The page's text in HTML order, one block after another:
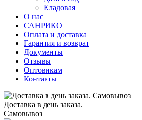
Кладовая
О нас
САНРИКО
Оплата и доставка
Гарантия и возврат
Документы
Отзывы
Оптовикам
Контакты
Доставка в день заказа.
Самовывоз